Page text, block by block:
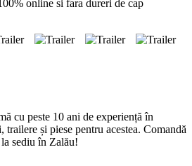
online si fara dureri de cap
cu peste 10 ani de experiență în
trailere și piese pentru acestea. Comandă
sediu în Zalău!